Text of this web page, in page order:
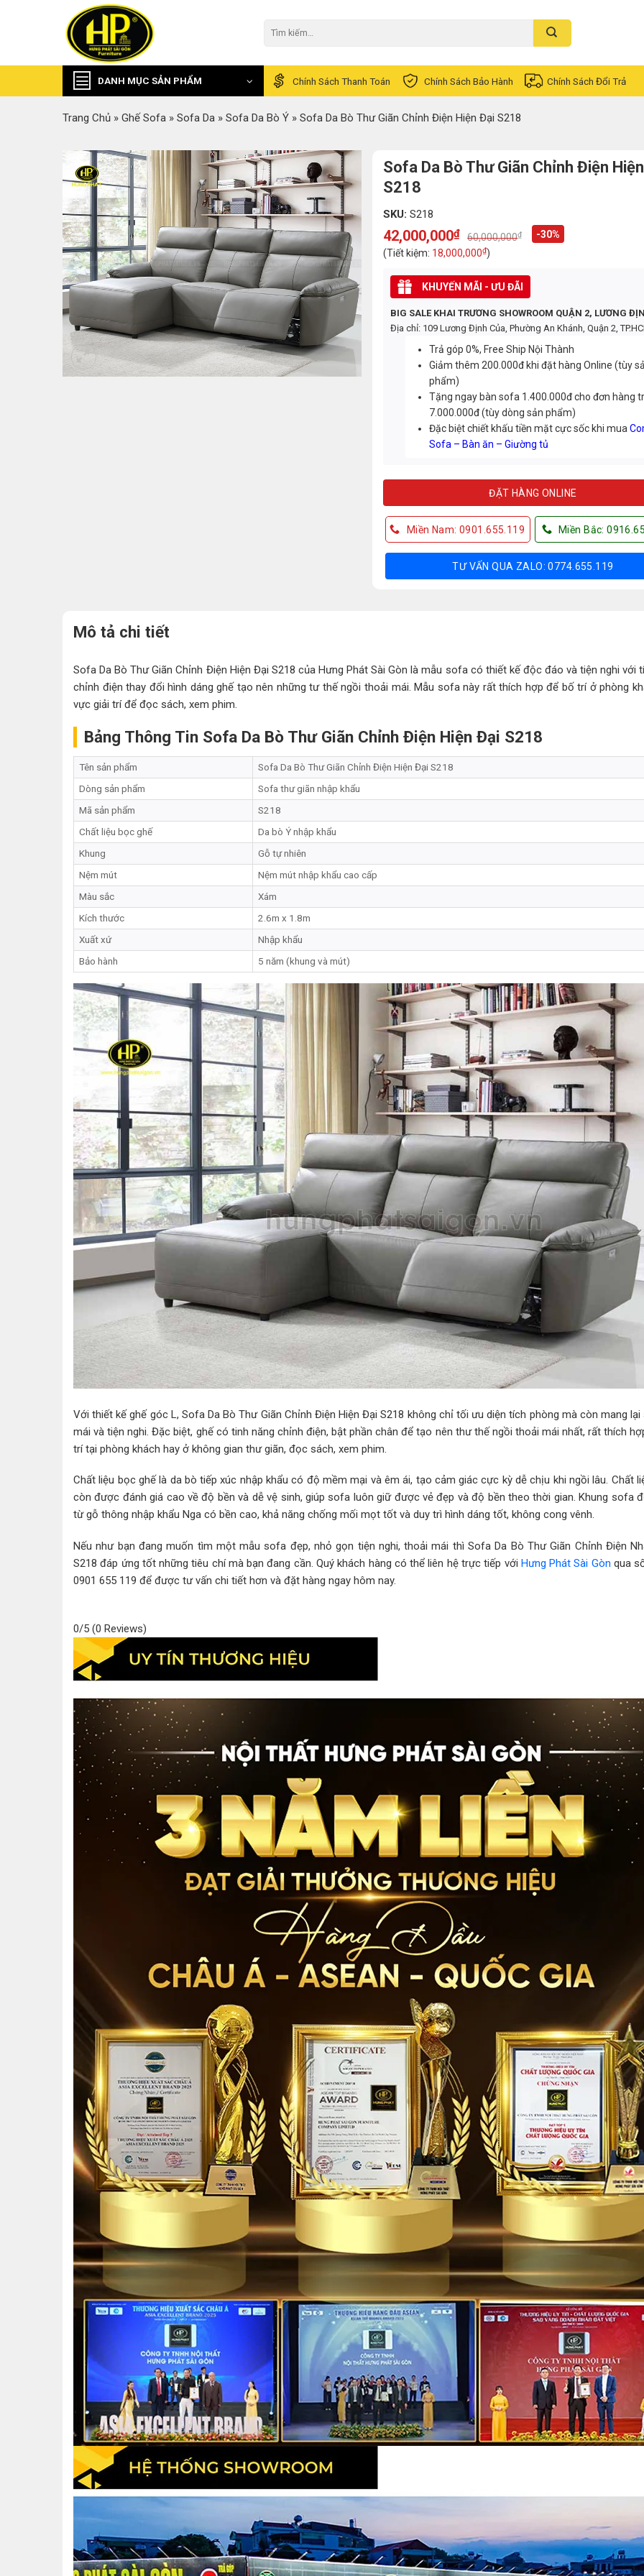
kiếm:
DANH MỤC SẢN PHẨM Chính Sách Thanh Toán Chính Sách Bảo Hành Chính Sách Đổi Trả
Trang Chủ » Ghế Sofa » Sofa Da » Sofa Da Bò Ý » Sofa Da Bò Thư Giãn Chỉnh Điện Hiện Đại S218
Sofa Da Bò Thư Giãn Chỉnh Điện
S218
SKU:S218
60,000,000₫
Original
price
was:
60,000,000₫.
42,000,000₫
Current
price
is:
42,000,000₫.
-30%
(Tiết kiệm: 18,000,000₫)
KHUYẾN MÃI - ƯU ĐÃI
BIG SALE KHAI TRƯƠNG SHOWROOM QUẬN 2, LƯƠNG
Địa chỉ: 109 Lương Định Của, Phường An Khánh, Quận 2,
Trả góp 0%, Free Ship Nội Thành
Giảm thêm 200.000đ khi đặt hàng Online (tùy
phẩm)
Tặng ngay bàn sofa 1.400.000đ cho đơn hàng
7.000.000đ (tùy dòng sản phẩm)
Đặc biệt chiết khấu tiền mặt cực sốc khi mua
Sofa – Bàn ăn – Giường tủ
ĐẶT HÀNG ONLINE
Miền Nam: 0901.655.119 Miền Bắc:
TƯ VẤN QUA ZALO: 0774.655.119
Mô tả chi tiết
Sofa Da Bò Thư Giãn Chỉnh Điện Hiện Đại S218 của Hưng Phát Sài Gòn là mẫu sofa có thiết kế độc đáo và tiện nghi với
chỉnh điện thay đổi hình dáng ghế tạo nên những tư thế ngồi thoải mái. Mẫu sofa này rất thích hợp để bố trí ở phòng
vực giải trí để đọc sách, xem phim.
Bảng Thông Tin Sofa Da Bò Thư Giãn Chỉnh Điện Hiện Đại S218
Tên sản phẩm
Sofa Da Bò Thư Giãn Chỉnh Điện Hiện Đại S218
Dòng sản phẩm
Sofa thư giãn nhập khẩu
Mã sản phẩm
S218
Chất liệu bọc ghế
Da bò Ý nhập khẩu
Khung
Gỗ tự nhiên
Nệm mút
Nệm mút nhập khẩu cao cấp
Màu sắc
Xám
Kích thước
2.6m x 1.8m
Xuất xứ
Nhập khẩu
Bảo hành
5 năm (khung và mút)
Với thiết kế ghế góc L, Sofa Da Bò Thư Giãn Chỉnh Điện Hiện Đại S218 không chỉ tối ưu diện tích phòng mà còn mang lại
mái và tiện nghi. Đặc biệt, ghế có tinh năng chỉnh điện, bật phần chân để tạo nên thư thế ngồi thoải mái nhất, rất thích
trí tại phòng khách hay ở không gian thư giãn, đọc sách, xem phim.
Chất liệu bọc ghế là da bò tiếp xúc nhập khẩu có độ mềm mại và êm ái, tạo cảm giác cực kỳ dễ chịu khi ngồi lâu. Chất
còn được đánh giá cao về độ bền và dễ vệ sinh, giúp sofa luôn giữ được vẻ đẹp và độ bền theo thời gian. Khung sofa
từ gỗ thông nhập khẩu Nga có bền cao, khả năng chống mối mọt tốt và duy trì hình dáng tốt, không cong vênh.
Nếu như bạn đang muốn tìm một mẫu sofa đẹp, nhỏ gọn tiện nghi, thoải mái thì Sofa Da Bò Thư Giãn Chỉnh Điện
S218 đáp ứng tốt những tiêu chí mà bạn đang cần. Quý khách hàng có thể liên hệ trực tiếp với Hưng Phát Sài Gòn qua
0901 655 119 để được tư vấn chi tiết hơn và đặt hàng ngay hôm nay.
0/5 (0 Reviews)